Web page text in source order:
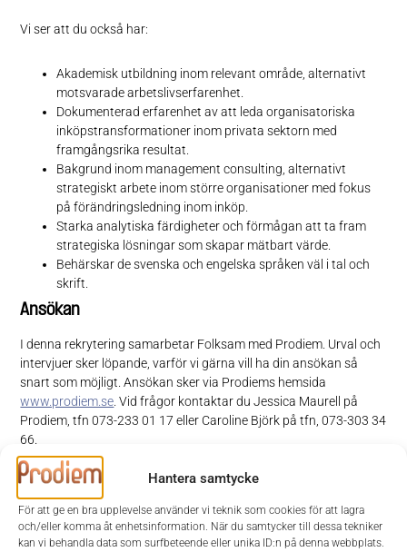
Hantera samtycke
För att ge en bra upplevelse använder vi teknik som cookies för att lagra
och/eller komma åt enhetsinformation. När du samtycker till dessa tekniker
kan vi behandla data som surfbeteende eller unika ID:n på denna webbplats.
Vi ser att du också har:
Akademisk utbildning inom relevant område, alternativt
motsvarade arbetslivserfarenhet.
Dokumenterad erfarenhet av att leda organisatoriska
inköpstransformationer inom privata sektorn med
framgångsrika resultat.
Bakgrund inom management consulting, alternativt
strategiskt arbete inom större organisationer med fokus
på förändringsledning inom inköp.
Starka analytiska färdigheter och förmågan att ta fram
strategiska lösningar som skapar mätbart värde.
Behärskar de svenska och engelska språken väl i tal och
skrift.
Ansökan
I denna rekrytering samarbetar Folksam med Prodiem. Urval och
intervjuer sker löpande, varför vi gärna vill ha din ansökan så
snart som möjligt. Ansökan sker via Prodiems hemsida
www.prodiem.se . Vid frågor kontaktar du Jessica Maurell på
Prodiem, tfn 073-233 01 17 eller Caroline Björk på tfn, 073-303 34
66.
Fackliga representanter: Akademikerföreningen Thomas
Hammenback 070 – 831 58 83, Forena Anneli Ersson 070-831 69
22 och Handels Mikael A Carlsson 070-831 51 32.